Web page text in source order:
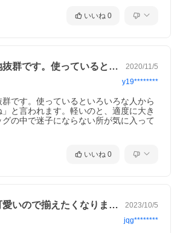
いいね 0
軽くて使い心地抜群です。使っているとい… 2020/11/5
y19********
です。使っているといろいろな人から
」と言われます。軽いのと、適度に大き
の中で迷子にならない所が気に入って
いいね 0
何を挟むにも可愛いので揃えたくなりまし… 2023/10/5
jqg********